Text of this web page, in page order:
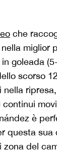
che
miglior
goleada
scorso
nella
è
questa sua
zona del